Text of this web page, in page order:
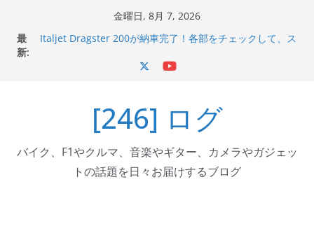
金曜日, 8月 7, 2026
最
新:
Italjet Dragster 200が納車完了！各部をチェックして、ス
器エフェクターが返礼品でもらえる！
Italjet Dragster 200のフロントISSサスの動きが判ったら
コーナリングが楽しくなった
[246] ログ
バイク、F1やクルマ、音楽やギター、カメラやガジェッ
トの話題を日々お届けするブログ